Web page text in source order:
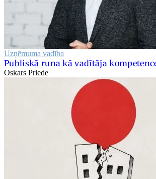
Uzņēmuma vadība
Publiskā runa kā vadītāja
Oskars Priede